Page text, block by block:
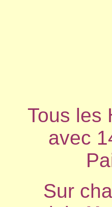
Tous les
avec
Sur